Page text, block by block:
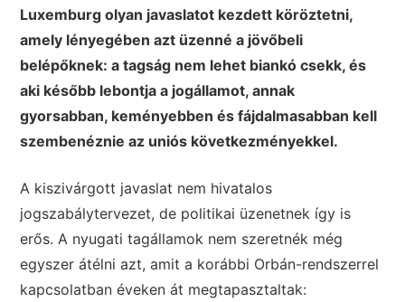
Luxemburg olyan javaslatot kezdett köröztetni,
amely lényegében azt üzenné a jövőbeli
belépőknek: a tagság nem lehet biankó csekk, és
aki később lebontja a jogállamot, annak
gyorsabban, keményebben és fájdalmasabban kell
szembenéznie az uniós következményekkel.
A kiszivárgott javaslat nem hivatalos
jogszabálytervezet, de politikai üzenetnek így is
erős. A nyugati tagállamok nem szeretnék még
egyszer átélni azt, amit a korábbi Orbán-rendszerrel
kapcsolatban éveken át megtapasztaltak: